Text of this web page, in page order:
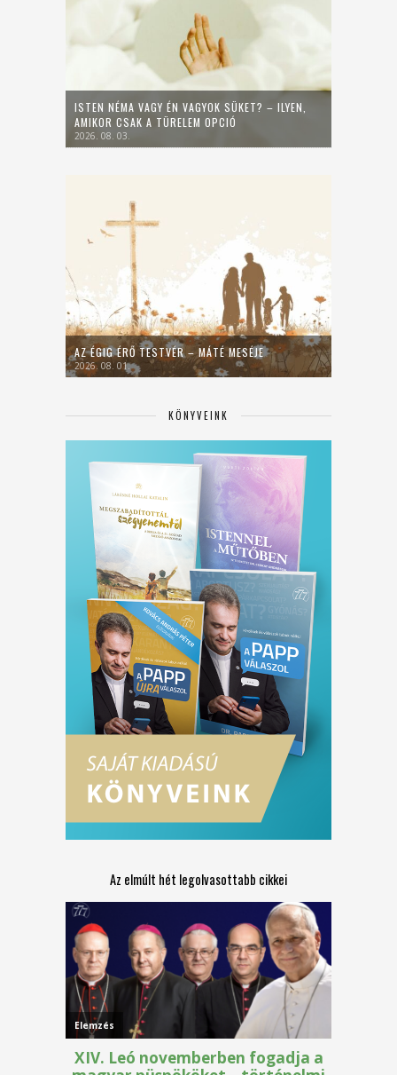
ISTEN NÉMA VAGY ÉN VAGYOK SÜKET? – ILYEN,
AMIKOR CSAK A TÜRELEM OPCIÓ
2026. 08. 03.
AZ ÉGIG ÉRŐ TESTVÉR – MÁTÉ MESÉJE
2026. 08. 01.
KÖNYVEINK
Az elmúlt hét legolvasottabb cikkei